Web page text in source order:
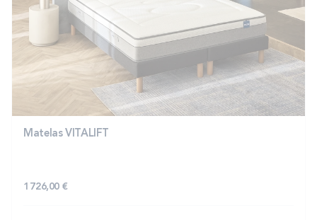
Matelas VITALIFT
1 726,00 €